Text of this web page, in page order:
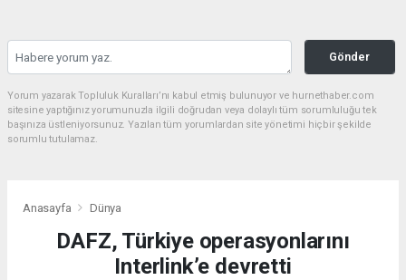
Gönder
Yorum yazarak Topluluk Kuralları’nı kabul etmiş bulunuyor ve hurnethaber.com
sitesine yaptığınız yorumunuzla ilgili doğrudan veya dolaylı tüm sorumluluğu tek
başınıza üstleniyorsunuz. Yazılan tüm yorumlardan site yönetimi hiçbir şekilde
sorumlu tutulamaz.
Anasayfa Dünya
DAFZ, Türkiye operasyonlarını
Interlink’e devretti